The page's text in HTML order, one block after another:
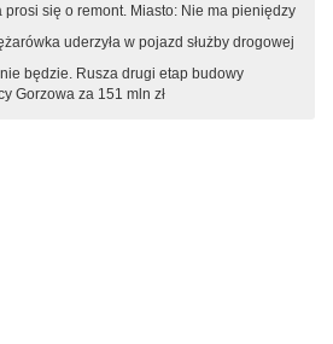
prosi się o remont. Miasto: Nie ma pieniędzy
uderzyła w pojazd służby drogowej
będzie. Rusza drugi etap budowy
Gorzowa za 151 mln zł